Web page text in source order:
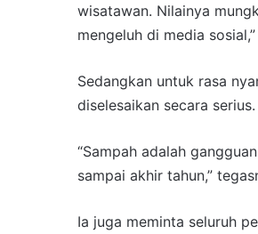
wisatawan. Nilainya
mengeluh di media
Sedangkan untuk rasa
diselesaikan secara serius.
“Sampah adalah
sampai akhir tahun,”
Ia juga meminta seluruh